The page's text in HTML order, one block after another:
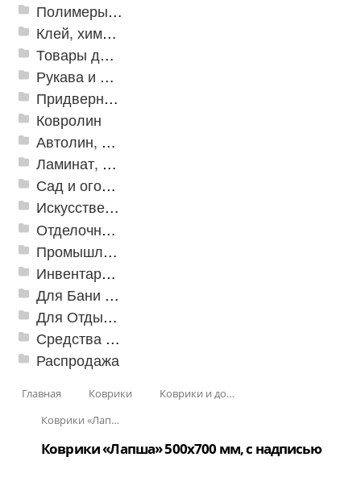
Полимеры и пластики
Клей, химия, сопутствующие товары
Товары для дома
Рукава и шланги промышленные
Придверные решетки
Ковролин
Автолин, Транслин, Линолеум
Ламинат, Кварцвиниловая плитка SPC
Сад и огород
Искусственная трава
Отделочные профили
Промышленный текстиль
Инвентарь для клининга
Для Бани и Сауны
Для Отдыха и Пикника
Средства от насекомых и садовых вредителей
Распродажа
Главная Коврики
Коврики и дорожки пористые (Лапша)
Коврики «Лапша»
Коврики «Лапша» 500x700 мм, с надписью